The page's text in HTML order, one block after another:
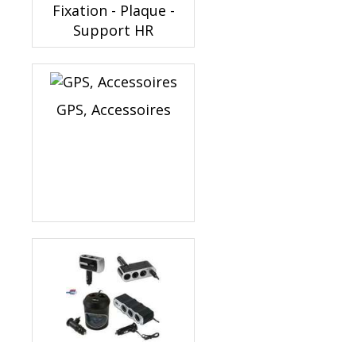
Fixation - Plaque -
Support HR
GPS, Accessoires